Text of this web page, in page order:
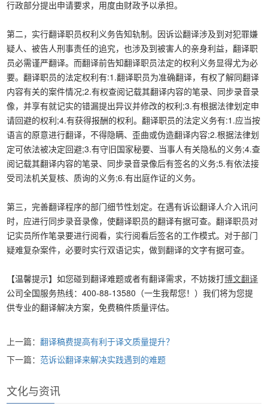
行政部分提出申请要求，用度由财政予以承担。
第二，实行翻译职员权利义务告知轨制。因诉讼翻译涉及到对犯罪嫌
疑人、被告人刑事责任的追究，也涉及到被害人的亲身利益，翻译职
员必需谨严翻译。而翻译前告知翻译职员法定的权利义务显得尤为必
要。翻译职员的法定权利有:1.翻译职员为准确翻译，有权了解同翻译
内容有关的案件情况;2.有权查阅记载其翻译内容的笔录、同步录音录
像，并享有就记实的错漏提出异议并修改的权利;3.有根据法律划定申
请回避的权利;4.有获得报酬的权利。翻译职员的法定义务有:1.应当按
语言的原意进行翻译，不得隐瞒、歪曲或伪造翻译内容;2.根据法律划
定可依法被决定回避;3.有守旧国家秘要、当事人有关隐私的义务;4.查
阅记载其翻译内容的笔录、同步录音录像后有签名的义务;5.有依法接
受司法机关复核、质询的义务;6.有出庭作证的义务。
第三，完善翻译程序的部门细节性划定。在遇有诉讼翻译人介入讯问
时，应进行同步录音录像，使翻译职员的翻译有据可查。翻译职员对
记实员所作笔录要进行阅看，实行阅看后签名的工作模式。对于部门
疑难复杂案件，必要时实行双语记实，做到翻译的文字有据可查。
【温馨提示】如您碰到翻译难题或者有翻译需求，不妨拨打博文翻译
公司全国服务热线：400-88-13580（一生我帮您！）我们将为您提
供专业的翻译解决方案，免费稿件质量评估。
上一篇：翻译稿费提高有利于译文质量提升？
下一篇：范诉讼翻译来解决实践遇到的难题
文化与资讯